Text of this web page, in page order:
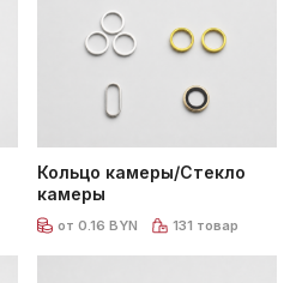
Кольцо камеры/Стекло
камеры
от 0.16 BYN 131 товар